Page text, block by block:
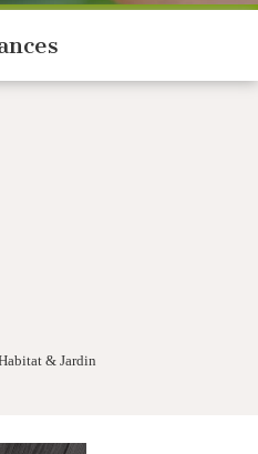
& Jardin